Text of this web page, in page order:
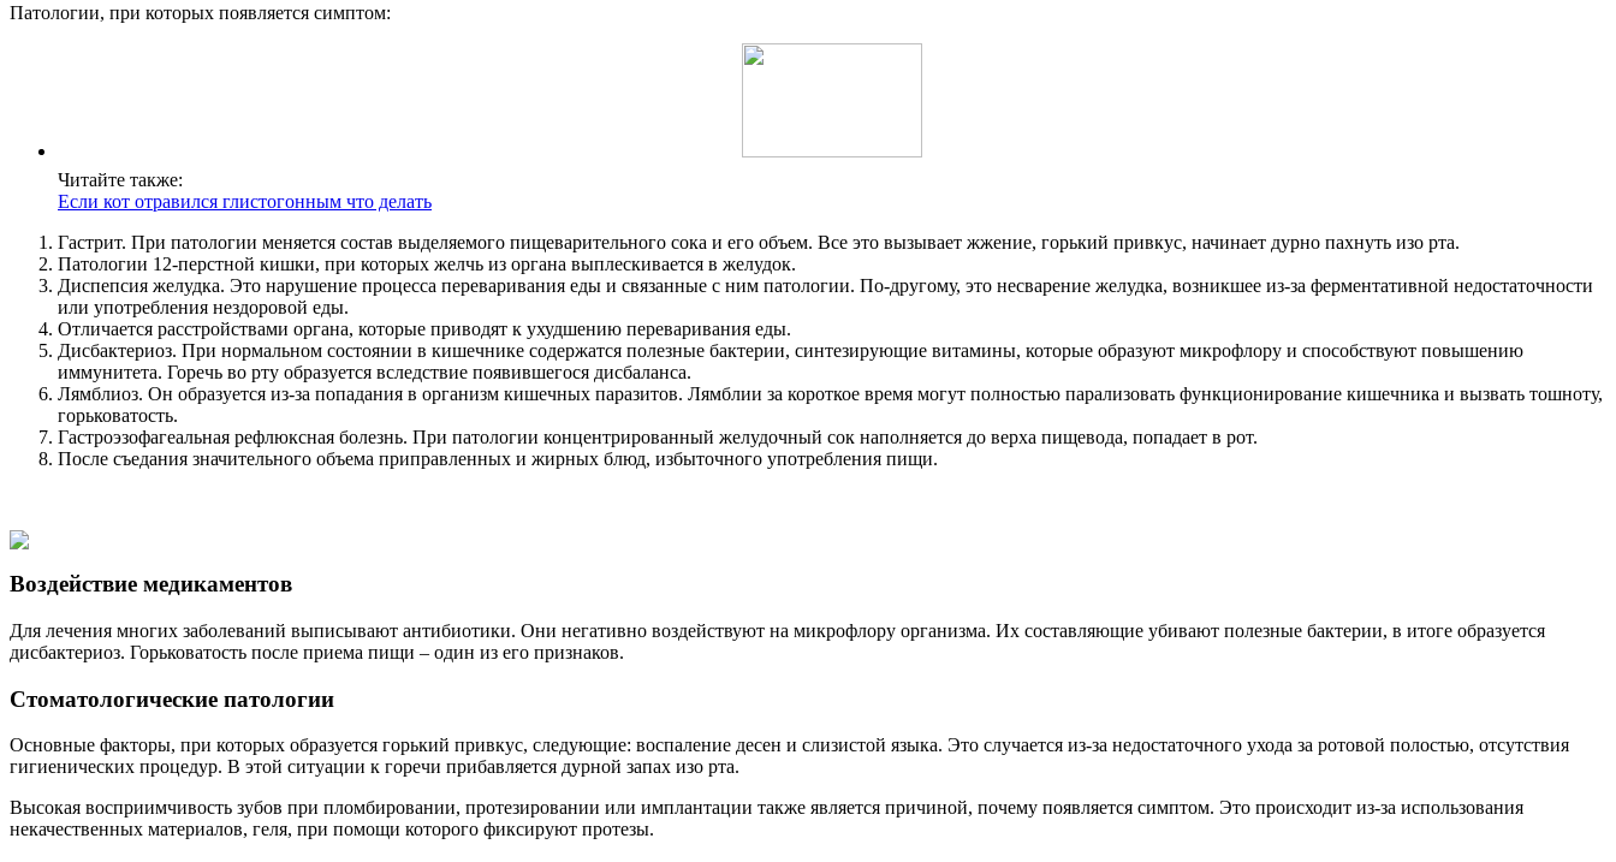
Патологии, при которых появляется симптом:
Читайте также:
Если кот отравился глистогонным что делать
Гастрит. При патологии меняется состав выделяемого пищеварительного сока и его объем. Все это вызывает жжение, горький привкус, начинает дурно пахнуть изо рта.
Патологии 12-перстной кишки, при которых желчь из органа выплескивается в желудок.
Диспепсия желудка. Это нарушение процесса переваривания еды и связанные с ним патологии. По-другому, это несварение желудка, возникшее из-за ферментативной недостаточности
или употребления нездоровой еды.
Отличается расстройствами органа, которые приводят к ухудшению переваривания еды.
Дисбактериоз. При нормальном состоянии в кишечнике содержатся полезные бактерии, синтезирующие витамины, которые образуют микрофлору и способствуют повышению
иммунитета. Горечь во рту образуется вследствие появившегося дисбаланса.
Лямблиоз. Он образуется из-за попадания в организм кишечных паразитов. Лямблии за короткое время могут полностью парализовать функционирование кишечника и вызвать тошноту,
горьковатость.
Гастроэзофагеальная рефлюксная болезнь. При патологии концентрированный желудочный сок наполняется до верха пищевода, попадает в рот.
После съедания значительного объема приправленных и жирных блюд, избыточного употребления пищи.
Воздействие медикаментов
Для лечения многих заболеваний выписывают антибиотики. Они негативно воздействуют на микрофлору организма. Их составляющие убивают полезные бактерии, в итоге образуется
дисбактериоз. Горьковатость после приема пищи – один из его признаков.
Стоматологические патологии
Основные факторы, при которых образуется горький привкус, следующие: воспаление десен и слизистой языка. Это случается из-за недостаточного ухода за ротовой полостью, отсутствия
гигиенических процедур. В этой ситуации к горечи прибавляется дурной запах изо рта.
Высокая восприимчивость зубов при пломбировании, протезировании или имплантации также является причиной, почему появляется симптом. Это происходит из-за использования
некачественных материалов, геля, при помощи которого фиксируют протезы.